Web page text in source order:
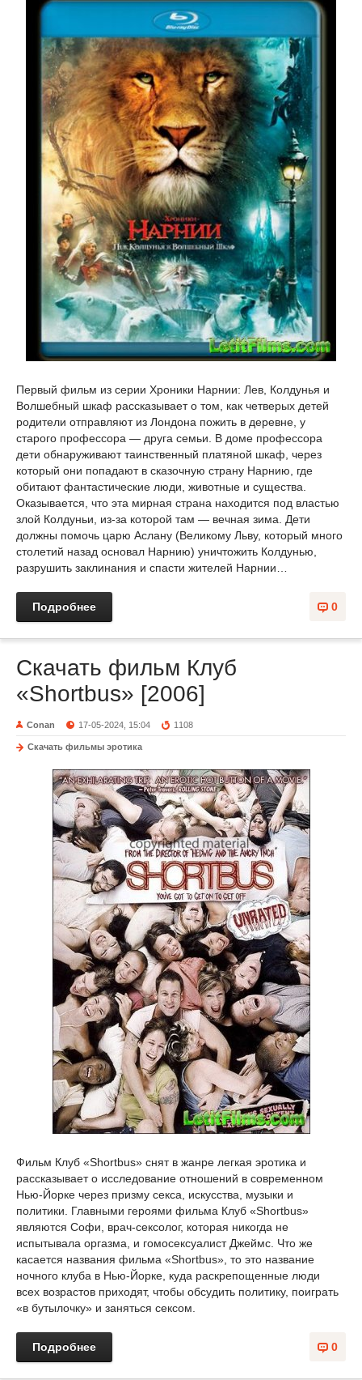
Первый фильм из серии Хроники Нарнии: Лев, Колдунья и
Волшебный шкаф рассказывает о том, как четверых детей
родители отправляют из Лондона пожить в деревне, у
старого профессора — друга семьи. В доме профессора
дети обнаруживают таинственный платяной шкаф, через
который они попадают в сказочную страну Нарнию, где
обитают фантастические люди, животные и существа.
Оказывается, что эта мирная страна находится под властью
злой Колдуньи, из-за которой там — вечная зима. Дети
должны помочь царю Аслану (Великому Льву, который много
столетий назад основал Нарнию) уничтожить Колдунью,
разрушить заклинания и спасти жителей Нарнии…
0
Подробнее
Скачать фильм Клуб
«Shortbus» [2006]
Conan 17-05-2024, 15:04 1108
Скачать фильмы эротика
Фильм Клуб «Shortbus» снят в жанре легкая эротика и
рассказывает о исследование отношений в современном
Нью-Йорке через призму секса, искусства, музыки и
политики. Главными героями фильма Клуб «Shortbus»
являются Софи, врач-сексолог, которая никогда не
испытывала оргазма, и гомосексуалист Джеймс. Что же
касается названия фильма «Shortbus», то это название
ночного клуба в Нью-Йорке, куда раскрепощенные люди
всех возрастов приходят, чтобы обсудить политику, поиграть
«в бутылочку» и заняться сексом.
0
Подробнее